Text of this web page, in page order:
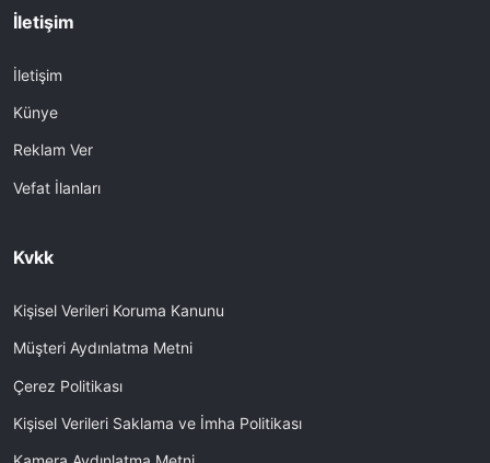
İletişim
İletişim
Künye
Reklam Ver
Vefat İlanları
Kvkk
Kişisel Verileri Koruma Kanunu
Müşteri Aydınlatma Metni
Çerez Politikası
Kişisel Verileri Saklama ve İmha Politikası